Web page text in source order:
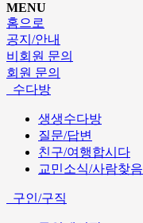
MENU
홈으로
공지/안내
비회원 문의
회원 문의
수다방
생생수다방
질문/답변
친구/여행합시다
교민소식/사람찾음
구인/구직